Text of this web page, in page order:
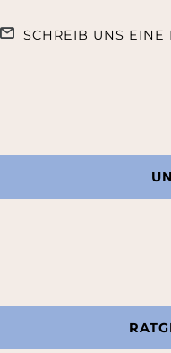
SCHREIB UNS EINE